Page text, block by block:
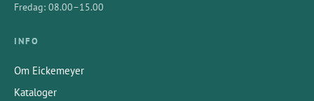
Fredag: 08.00–15.00
INFO
Om Eickemeyer
Kataloger